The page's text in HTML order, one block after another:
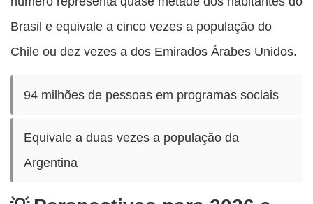
Brasil e equivale a cinco vezes a população do
Chile ou dez vezes a dos Emirados Árabes Unidos.
94 milhões de pessoas em programas sociais
Equivale a duas vezes a população da
Argentina